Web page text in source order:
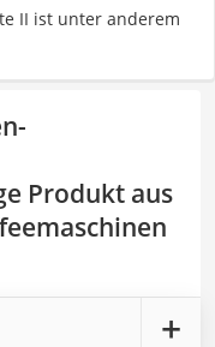
II ist unter anderem
Produkt aus